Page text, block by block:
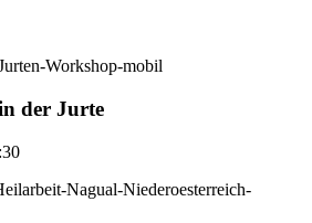
der Jurte